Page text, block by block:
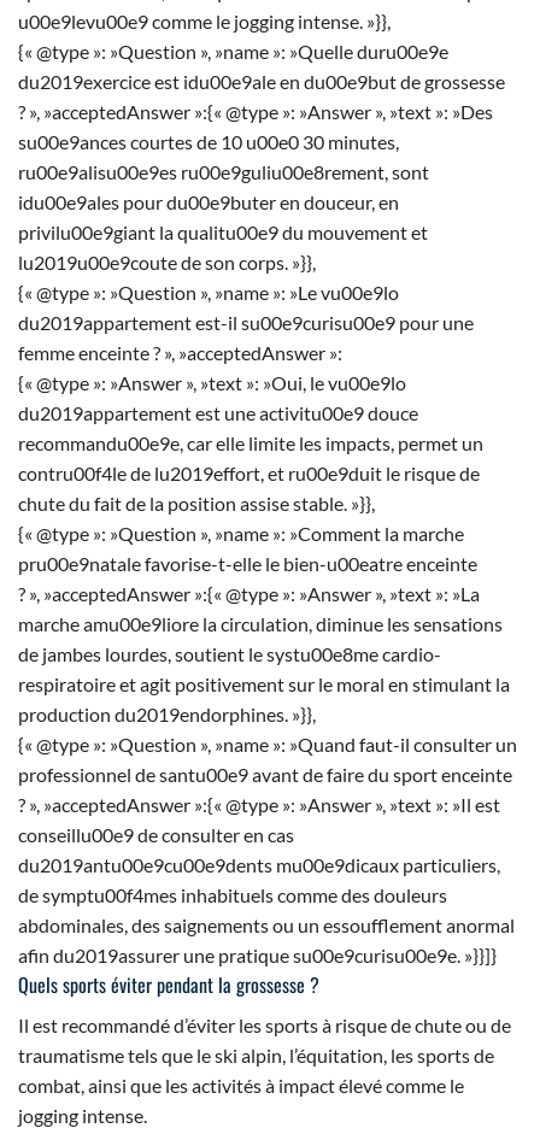
u00e9levu00e9 comme le jogging intense. »}},
{« @type »: »Question », »name »: »Quelle duru00e9e
du2019exercice est idu00e9ale en du00e9but de grossesse
? », »acceptedAnswer »:{« @type »: »Answer », »text »: »Des
su00e9ances courtes de 10 u00e0 30 minutes,
ru00e9alisu00e9es ru00e9guliu00e8rement, sont
idu00e9ales pour du00e9buter en douceur, en
privilu00e9giant la qualitu00e9 du mouvement et
lu2019u00e9coute de son corps. »}},
{« @type »: »Question », »name »: »Le vu00e9lo
du2019appartement est-il su00e9curisu00e9 pour une
femme enceinte ? », »acceptedAnswer »:
{« @type »: »Answer », »text »: »Oui, le vu00e9lo
du2019appartement est une activitu00e9 douce
recommandu00e9e, car elle limite les impacts, permet un
contru00f4le de lu2019effort, et ru00e9duit le risque de
chute du fait de la position assise stable. »}},
{« @type »: »Question », »name »: »Comment la marche
pru00e9natale favorise-t-elle le bien-u00eatre enceinte
? », »acceptedAnswer »:{« @type »: »Answer », »text »: »La
marche amu00e9liore la circulation, diminue les sensations
de jambes lourdes, soutient le systu00e8me cardio-
respiratoire et agit positivement sur le moral en stimulant la
production du2019endorphines. »}},
{« @type »: »Question », »name »: »Quand faut-il consulter un
professionnel de santu00e9 avant de faire du sport enceinte
? », »acceptedAnswer »:{« @type »: »Answer », »text »: »Il est
conseillu00e9 de consulter en cas
du2019antu00e9cu00e9dents mu00e9dicaux particuliers,
de symptu00f4mes inhabituels comme des douleurs
abdominales, des saignements ou un essoufflement anormal
afin du2019assurer une pratique su00e9curisu00e9e. »}}]}
Quels sports éviter pendant la grossesse ?
Il est recommandé d’éviter les sports à risque de chute ou de
traumatisme tels que le ski alpin, l’équitation, les sports de
combat, ainsi que les activités à impact élevé comme le
jogging intense.